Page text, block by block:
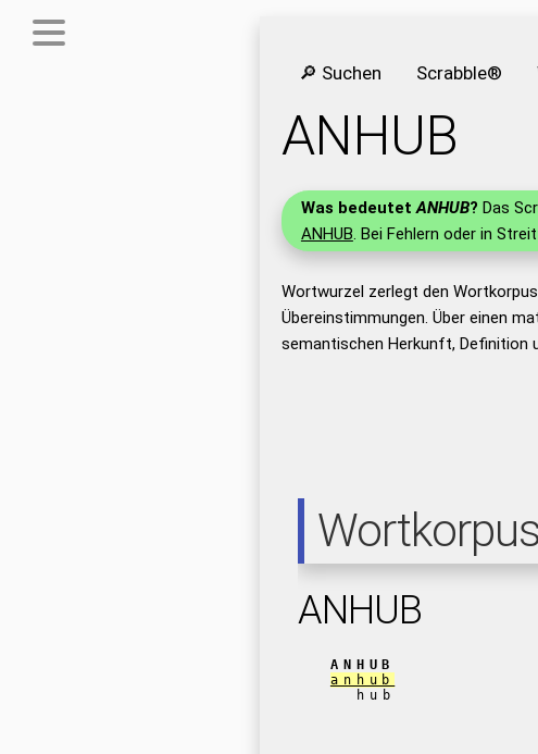
🔎 Suchen Scrabble®
ANHUB
Was bedeutetANHUB? Das
ANHUB. Bei Fehlern oder in
Wortwurzel zerlegt den
Übereinstimmungen. Über einen
semantischen Herkunft, Definition
Wortkorpus
ANHUB
ANHUB
anhub
hub